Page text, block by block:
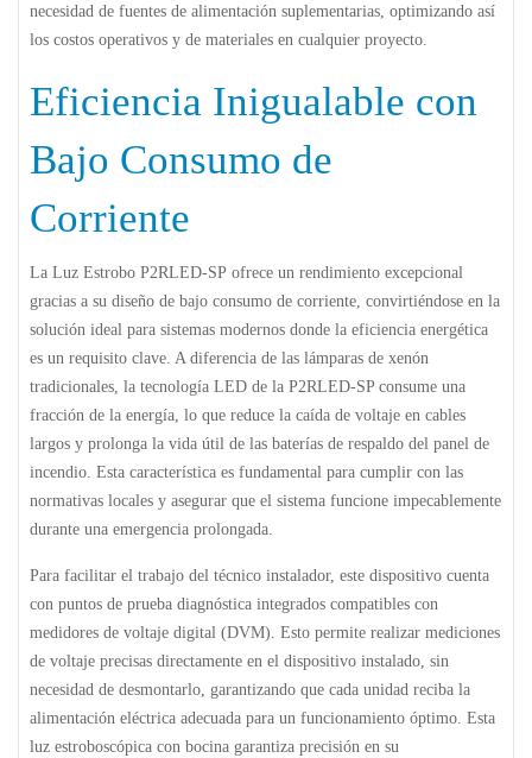
necesidad de fuentes de alimentación suplementarias, optimizando así
los costos operativos y de materiales en cualquier proyecto.
Eficiencia Inigualable con
Bajo Consumo de
Corriente
La Luz Estrobo P2RLED-SP ofrece un rendimiento excepcional
gracias a su diseño de bajo consumo de corriente, convirtiéndose en la
solución ideal para sistemas modernos donde la eficiencia energética
es un requisito clave. A diferencia de las lámparas de xenón
tradicionales, la tecnología LED de la P2RLED-SP consume una
fracción de la energía, lo que reduce la caída de voltaje en cables
largos y prolonga la vida útil de las baterías de respaldo del panel de
incendio. Esta característica es fundamental para cumplir con las
normativas locales y asegurar que el sistema funcione impecablemente
durante una emergencia prolongada.
Para facilitar el trabajo del técnico instalador, este dispositivo cuenta
con puntos de prueba diagnóstica integrados compatibles con
medidores de voltaje digital (DVM). Esto permite realizar mediciones
de voltaje precisas directamente en el dispositivo instalado, sin
necesidad de desmontarlo, garantizando que cada unidad reciba la
alimentación eléctrica adecuada para un funcionamiento óptimo. Esta
luz estroboscópica con bocina garantiza precisión en su